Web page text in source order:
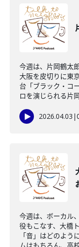
今週は、片岡鶴太
大阪を皮切りに東
台「ブラック・コ
ロを演じられる片
2026.04.03 |
今週は、ボーカル
役もこなす、大橋
「音」はどのよ